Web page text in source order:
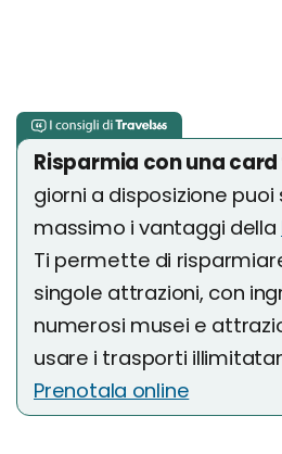
Risparmia con una
giorni a disposizione
massimo i vantaggi della
Ti permette di
singole attrazioni, con
numerosi musei e
usare i trasporti
Prenotala online